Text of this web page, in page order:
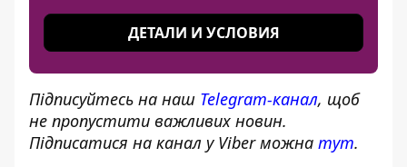
ДЕТАЛИ И УСЛОВИЯ
Підписуйтесь на наш Telegram-канал, щоб
не пропустити важливих новин.
Підписатися на канал у Viber можна тут.